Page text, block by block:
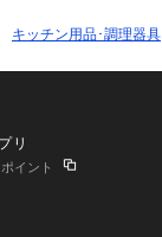
キッチン用品･調理器具
リ
イント